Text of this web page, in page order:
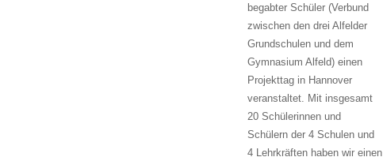
begabter Schüler (Verbund
zwischen den drei Alfelder
Grundschulen und dem
Gymnasium Alfeld) einen
Projekttag in Hannover
veranstaltet. Mit insgesamt
20 Schülerinnen und
Schülern der 4 Schulen und
4 Lehrkräften haben wir einen